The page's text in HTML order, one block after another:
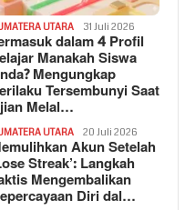
UTARA 31 Juli 2026
dalam 4 Profil
Manakah Siswa
Mengungkap
Tersembunyi Saat
Melal…
UTARA 20 Juli 2026
Akun Setelah
Streak’: Langkah
Mengembalikan
Diri dal…